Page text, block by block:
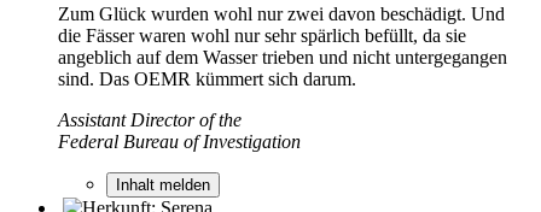
Zum Glück wurden wohl nur zwei davon beschädigt. Und
die Fässer waren wohl nur sehr spärlich befüllt, da sie
angeblich auf dem Wasser trieben und nicht untergegangen
sind. Das OEMR kümmert sich darum.
Assistant Director of the
Federal Bureau of Investigation
Inhalt melden